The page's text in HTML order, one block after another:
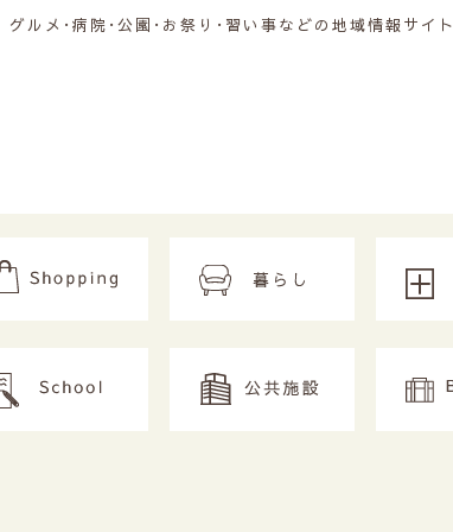
ルメ･病院･公園･お祭り･習い事などの地域情報サイト